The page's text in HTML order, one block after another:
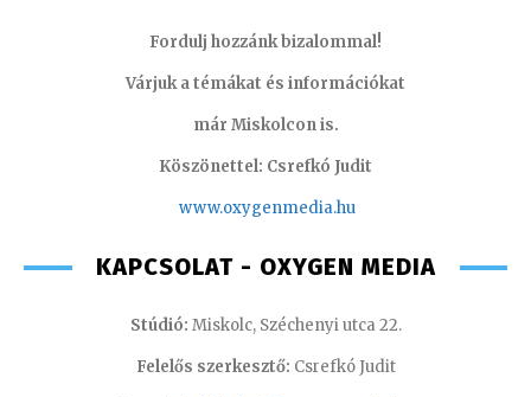
Fordulj hozzánk bizalommal!
Várjuk a témákat és információkat
már Miskolcon is.
Köszönettel: Csrefkó Judit
www.oxygenmedia.hu
KAPCSOLAT - OXYGEN MEDIA
Stúdió: Miskolc, Széchenyi utca 22.
Felelős szerkesztő: Csrefkó Judit